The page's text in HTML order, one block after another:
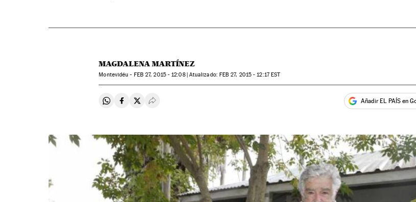
MAGDALENA MARTÍNEZ
Montevidéu - FEB27, 2015 - 12:08 atualizado: FEB 27, 2015 - 12:17EST
Compartir en Whatsapp
Compartir en Facebook
Compartir en Twitter
Desplegar Redes Sociales Añadir EL PAÍS en